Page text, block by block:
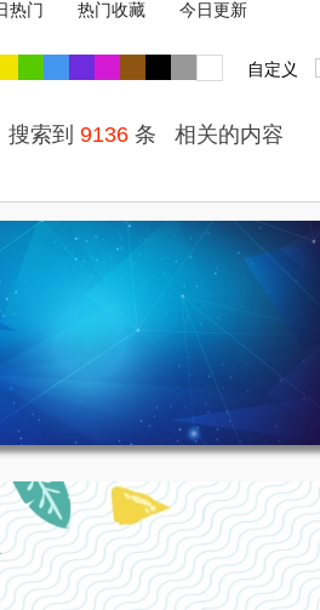
热门 热门收藏 今日更新
自定义
索到 9136 条 相关的内容